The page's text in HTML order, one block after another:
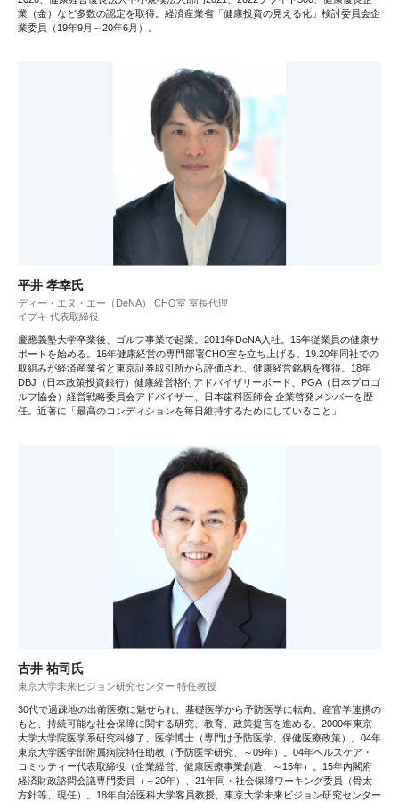
業（金）など多数の認定を取得。経済産業省「健康投資の見える化」検討委員会企
業委員（19年9月～20年6月）。
平井 孝幸氏
ディー・エヌ・エー（DeNA） CHO室 室長代理
イブキ 代表取締役
慶應義塾大学卒業後、ゴルフ事業で起業。2011年DeNA入社。15年従業員の健康サ
ポートを始める。16年健康経営の専門部署CHO室を立ち上げる。19.20年同社での
取組みが経済産業省と東京証券取引所から評価され、健康経営銘柄を獲得。18年
DBJ（日本政策投資銀行）健康経営格付アドバイザリーボード、PGA（日本プロゴ
ルフ協会）経営戦略委員会アドバイザー、日本歯科医師会 企業啓発メンバーを歴
任。近著に「最高のコンディションを毎日維持するためにしていること」
古井 祐司氏
東京大学未来ビジョン研究センター 特任教授
30代で過疎地の出前医療に魅せられ、基礎医学から予防医学に転向。産官学連携の
もと、持続可能な社会保障に関する研究、教育、政策提言を進める。2000年東京
大学大学院医学系研究科修了、医学博士（専門は予防医学、保健医療政策）。04年
東京大学医学部附属病院特任助教（予防医学研究、～09年）。04年ヘルスケア・
コミッティー代表取締役（企業経営、健康医療事業創造、～15年）。15年内閣府
経済財政諮問会議専門委員（～20年）、21年同・社会保障ワーキング委員（骨太
方針等、現任）。18年自治医科大学客員教授、東京大学未来ビジョン研究センター